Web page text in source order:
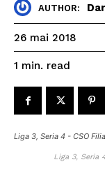
AUTHOR:
26 mai 2018
1 min. read
Liga 3, Seria 4 - CSO
Liga 3, Seria